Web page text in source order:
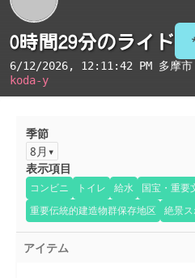
0時間29分のライド
6/12/2026, 12:11:42 PM 多摩
koda-y
季節
8月
表示項目
コンビニ トイレ 給水
国宝・重要
重要伝統的建造物群保存地区
絶景ス
アイテム